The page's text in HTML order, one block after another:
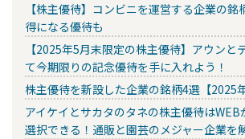
【株主優待】コンビニを運営する企業の
得になる優待も
【2025年5月末限定の株主優待】アウンと
て今期限りの記念優待を手に入れよう！
株主優待を新設した企業の銘柄4選【2025
アイケイとサカタのタネの株主優待はWEB
選択できる！通販と園芸のメジャー企業を